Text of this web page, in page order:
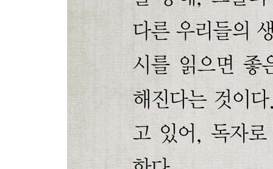
80. 박두진_ 도봉(道峰)
81. 박두진_ 하늘
82. 조지훈_ 승무(僧舞)
83. 조지훈_ 완화삼(玩花杉) - 목월(木月)에게
84. 조지훈_ 민들레꽃
85. 박남수_ 밤길
86. 박남수_ 종소리
87. 박인환_ 목마와 숙녀
88. 박인환_ 세월이 가면
90. 김수영_ 풀